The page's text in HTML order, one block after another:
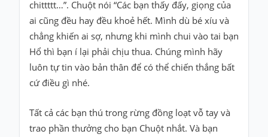
chittttt…”. Chuột nói “Các bạn thấy đấy, giọng của
ai cũng đều hay đều khoẻ hết. Mình dù bé xíu và
chẳng khiến ai sợ, nhưng khi mình chui vào tai bạn
Hổ thì bạn í lại phải chịu thua. Chúng mình hãy
luôn tự tin vào bản thân để có thể chiến thắng bất
cứ điều gì nhé.
Tất cả các bạn thú trong rừng đồng loạt vỗ tay và
trao phần thưởng cho bạn Chuột nhắt. Và bạn